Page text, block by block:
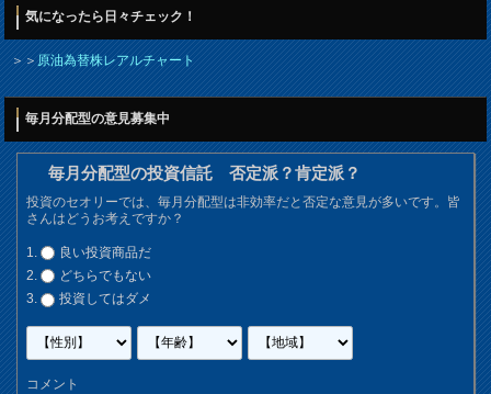
気になったら日々チェック！
＞＞原油為替株レアルチャート
毎月分配型の意見募集中
毎月分配型の投資信託 否定派？肯定派？
投資のセオリーでは、毎月分配型は非効率だと否定な意見が多いです。皆
さんはどうお考えですか？
良い投資商品だ
どちらでもない
投資してはダメ
コメント